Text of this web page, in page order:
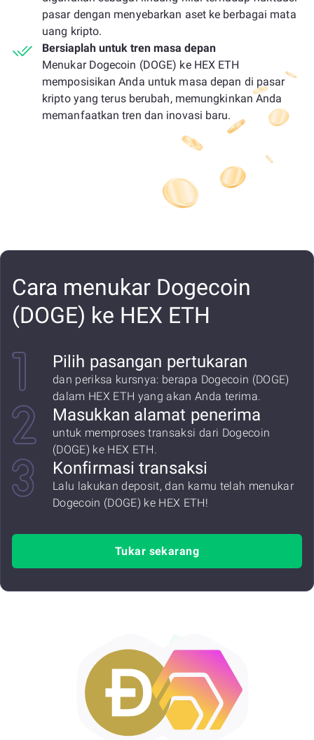
pasar dengan menyebarkan aset ke berbagai mata
uang kripto.
Bersiaplah untuk tren masa depan
Menukar Dogecoin (DOGE) ke HEX ETH
memposisikan Anda untuk masa depan di pasar
kripto yang terus berubah, memungkinkan Anda
memanfaatkan tren dan inovasi baru.
Cara menukar Dogecoin
(DOGE) ke HEX ETH
Pilih pasangan pertukaran
dan periksa kursnya: berapa Dogecoin (DOGE)
dalam HEX ETH yang akan Anda terima.
Masukkan alamat penerima
untuk memproses transaksi dari Dogecoin
(DOGE) ke HEX ETH.
Konfirmasi transaksi
Lalu lakukan deposit, dan kamu telah menukar
Dogecoin (DOGE) ke HEX ETH!
Tukar sekarang